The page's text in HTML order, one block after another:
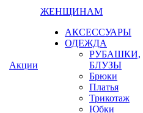
Акции
ЖЕНЩИНАМ
АКСЕССУАРЫ
ОДЕЖДА
РУБАШКИ,
БЛУЗЫ
Брюки
Платья
Трикотаж
Юбки